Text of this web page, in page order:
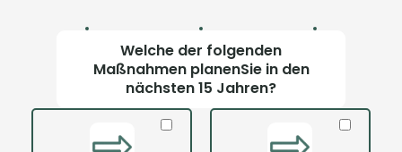
Welche der folgenden
Maßnahmen planenSie in den
nächsten 15 Jahren?